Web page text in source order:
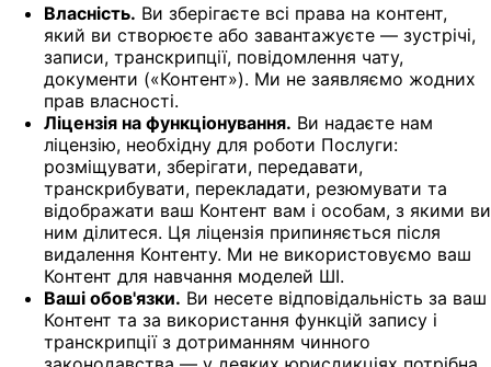
Власність. Ви зберігаєте всі права на контент,
який ви створюєте або завантажуєте — зустрічі,
записи, транскрипції, повідомлення чату,
документи («Контент»). Ми не заявляємо жодних
прав власності.
Ліцензія на функціонування. Ви надаєте нам
ліцензію, необхідну для роботи Послуги:
розміщувати, зберігати, передавати,
транскрибувати, перекладати, резюмувати та
відображати ваш Контент вам і особам, з якими ви
ним ділитеся. Ця ліцензія припиняється після
видалення Контенту. Ми не використовуємо ваш
Контент для навчання моделей ШІ.
Ваші обов'язки. Ви несете відповідальність за ваш
Контент та за використання функцій запису і
транскрипції з дотриманням чинного